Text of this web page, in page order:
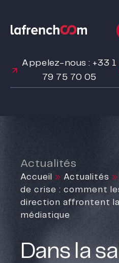
Appelez-nous : +33 1
79 75 70 05
Actualités
Accueil » Actualités »
de crise : comment
direction affrontent
médiatique
Dans la